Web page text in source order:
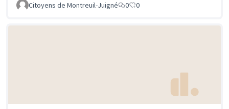
Citoyens de Montreuil-Juigné 0 0